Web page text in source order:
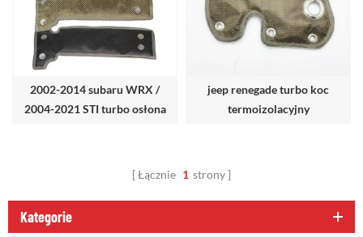
2002-2014 subaru WRX /
2004-2021 STI turbo osłona
jeep renegade turbo koc
termoizolacyjny
Łącznie 1 strony
Kategorie